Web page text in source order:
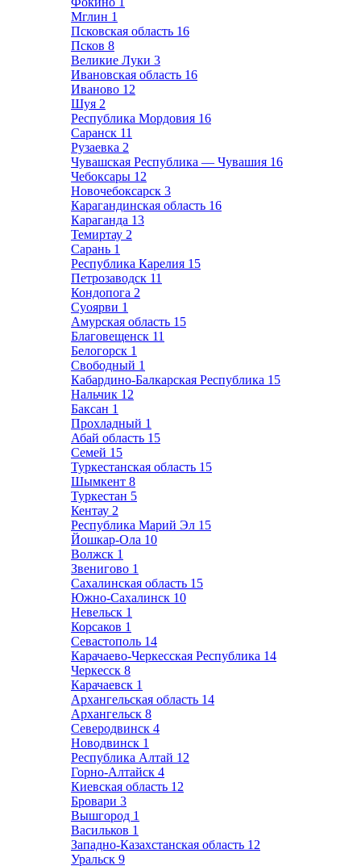
Мглин 1
Псковская область 16
Псков 8
Великие Луки 3
Ивановская область 16
Иваново 12
Шуя 2
Республика Мордовия 16
Саранск 11
Рузаевка 2
Чувашская Республика — Чувашия 16
Чебоксары 12
Новочебоксарск 3
Карагандинская область 16
Караганда 13
Темиртау 2
Сарань 1
Республика Карелия 15
Петрозаводск 11
Кондопога 2
Суоярви 1
Амурская область 15
Благовещенск 11
Белогорск 1
Свободный 1
Кабардино-Балкарская Республика 15
Нальчик 12
Баксан 1
Прохладный 1
Абай область 15
Семей 15
Туркестанская область 15
Шымкент 8
Туркестан 5
Кентау 2
Республика Марий Эл 15
Йошкар-Ола 10
Волжск 1
Звенигово 1
Сахалинская область 15
Южно-Сахалинск 10
Невельск 1
Корсаков 1
Севастополь 14
Карачаево-Черкесская Республика 14
Черкесск 8
Карачаевск 1
Архангельская область 14
Архангельск 8
Северодвинск 4
Новодвинск 1
Республика Алтай 12
Горно-Алтайск 4
Киевская область 12
Бровари 3
Вышгород 1
Васильков 1
Западно-Казахстанская область 12
Уральск 9